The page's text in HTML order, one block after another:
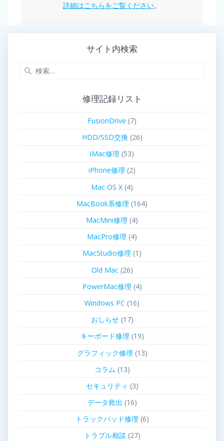
詳細はこちらをご覧ください。
サイト内検索
修理記録リスト
FusionDrive (7)
HDD/SSD交換(26)
iMac修理 (53)
iPhone修理 (2)
Mac OS X (4)
MacBook系修理 (164)
MacMini修理 (4)
MacPro修理 (4)
MacStudio修理 (1)
Old Mac(26)
PowerMac修理 (4)
Windows PC (16)
おしらせ(17)
キーボード修理 (19)
グラフィック修理 (13)
コラム (13)
セキュリティ (3)
データ救出 (16)
トラックパッド修理 (6)
トラブル相談 (27)